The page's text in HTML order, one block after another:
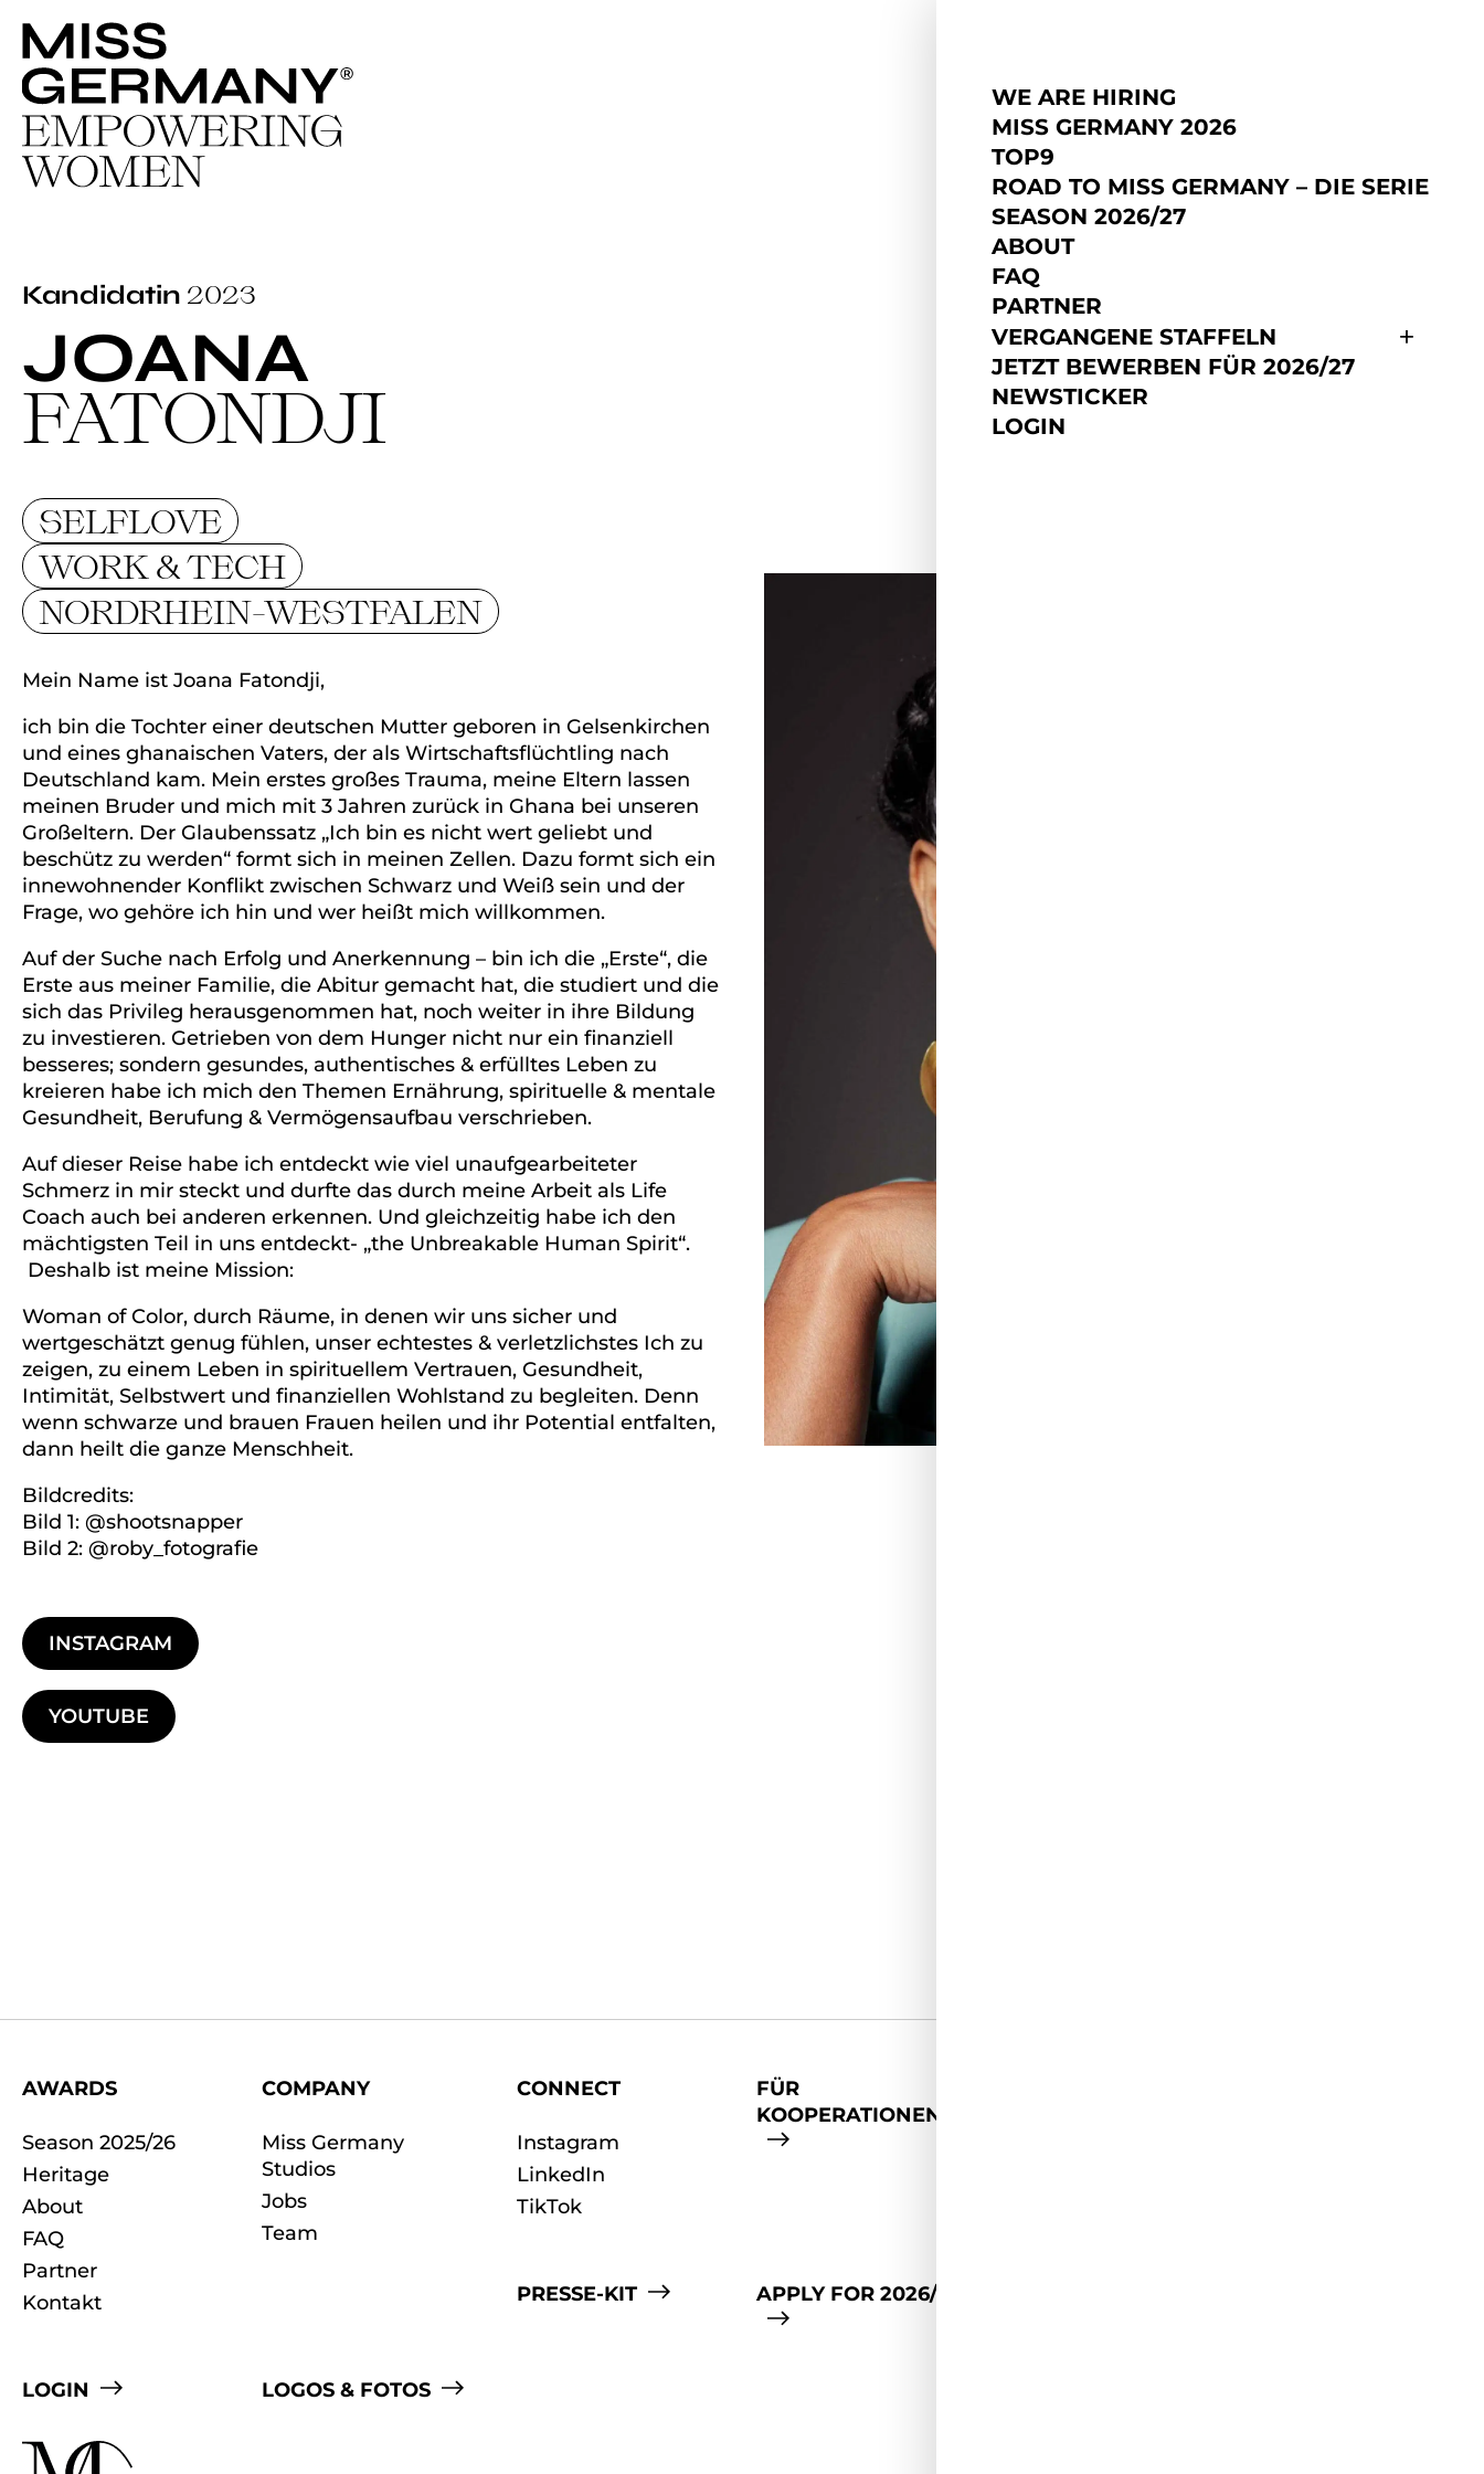
WE ARE HIRING
MISS GERMANY 2026
TOP9
ROAD TO MISS GERMANY – DIE SERIE
SEASON 2026/27
ABOUT
FAQ
PARTNER
VERGANGENE STAFFELN
JETZT BEWERBEN FÜR 2026/27
NEWSTICKER
LOGIN
Kandidatin 2023
JOANA
FATONDJI
SELFLOVE
WORK & TECH
NORDRHEIN-WESTFALEN
Mein Name ist Joana Fatondji,
ich bin die Tochter einer deutschen Mutter geboren in Gelsenkirchen
und eines ghanaischen Vaters, der als Wirtschaftsflüchtling nach
Deutschland kam. Mein erstes großes Trauma, meine Eltern lassen
meinen Bruder und mich mit 3 Jahren zurück in Ghana bei unseren
Großeltern. Der Glaubenssatz „Ich bin es nicht wert geliebt und
beschütz zu werden“ formt sich in meinen Zellen. Dazu formt sich ein
innewohnender Konflikt zwischen Schwarz und Weiß sein und der
Frage, wo gehöre ich hin und wer heißt mich willkommen.
Auf der Suche nach Erfolg und Anerkennung – bin ich die „Erste“, die
Erste aus meiner Familie, die Abitur gemacht hat, die studiert und die
sich das Privileg herausgenommen hat, noch weiter in ihre Bildung
zu investieren. Getrieben von dem Hunger nicht nur ein finanziell
besseres; sondern gesundes, authentisches & erfülltes Leben zu
kreieren habe ich mich den Themen Ernährung, spirituelle & mentale
Gesundheit, Berufung & Vermögensaufbau verschrieben.
Auf dieser Reise habe ich entdeckt wie viel unaufgearbeiteter
Schmerz in mir steckt und durfte das durch meine Arbeit als Life
Coach auch bei anderen erkennen. Und gleichzeitig habe ich den
mächtigsten Teil in uns entdeckt- „the Unbreakable Human Spirit“.
Deshalb ist meine Mission:
Woman of Color, durch Räume, in denen wir uns sicher und
wertgeschätzt genug fühlen, unser echtestes & verletzlichstes Ich zu
zeigen, zu einem Leben in spirituellem Vertrauen, Gesundheit,
Intimität, Selbstwert und finanziellen Wohlstand zu begleiten. Denn
wenn schwarze und brauen Frauen heilen und ihr Potential entfalten,
dann heilt die ganze Menschheit.
Bildcredits:
Bild 1: @shootsnapper
Bild 2: @roby_fotografie
INSTAGRAM
YOUTUBE
AWARDS
Season 2025/26
Heritage
About
FAQ
Partner
Kontakt
COMPANY
Miss Germany
Studios
Jobs
Team
LOGIN LOGOS & FOTOS
CONNECT
Instagram
LinkedIn
TikTok
FÜR
KOOPERATIONEN
PRESSE-KIT APPLY FOR 2026/27